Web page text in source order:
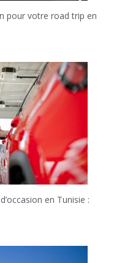
pour votre road trip en
en Tunisie :